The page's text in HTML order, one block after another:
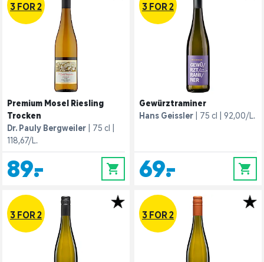
3 FOR 2
Premium Mosel Riesling
Trocken
Dr. Pauly Bergweiler
75 cl
118,67/L.
89,- 0
3 FOR 2
Gewürztraminer
Hans Geissler
75 cl 92,00/L.
69,- 0
3 FOR 2 3 FOR 2